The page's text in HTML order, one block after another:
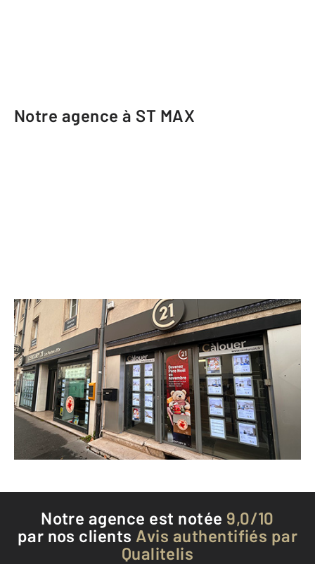
Notre agence à ST MAX
CENTURY 21 Les Portes d'Or
16 avenue Carnot
ST MAX - 54130
Envoyer un message
Téléphoner à l'agence
Notre agence est notée 9,0/10
par nos clients Avis authentifiés par
Qualitelis